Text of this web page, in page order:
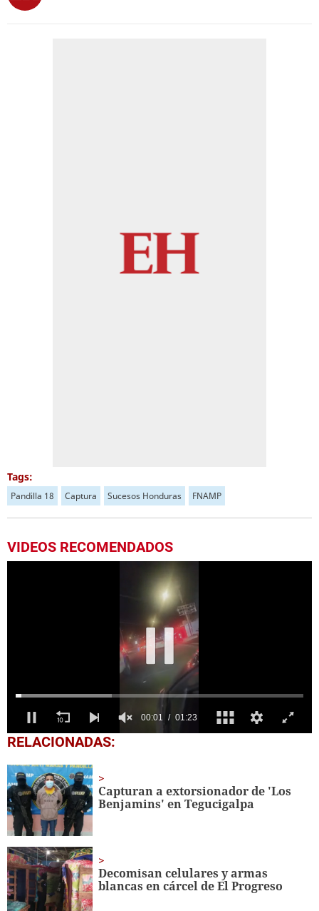
Tags:
Pandilla 18 Captura Sucesos Honduras FNAMP
VIDEOS RECOMENDADOS
0
seconds
1
minute,
23
seconds
RELACIONADAS:
Capturan a extorsionador de 'Los
Benjamins' en Tegucigalpa
Decomisan celulares y armas
blancas en cárcel de El Progreso